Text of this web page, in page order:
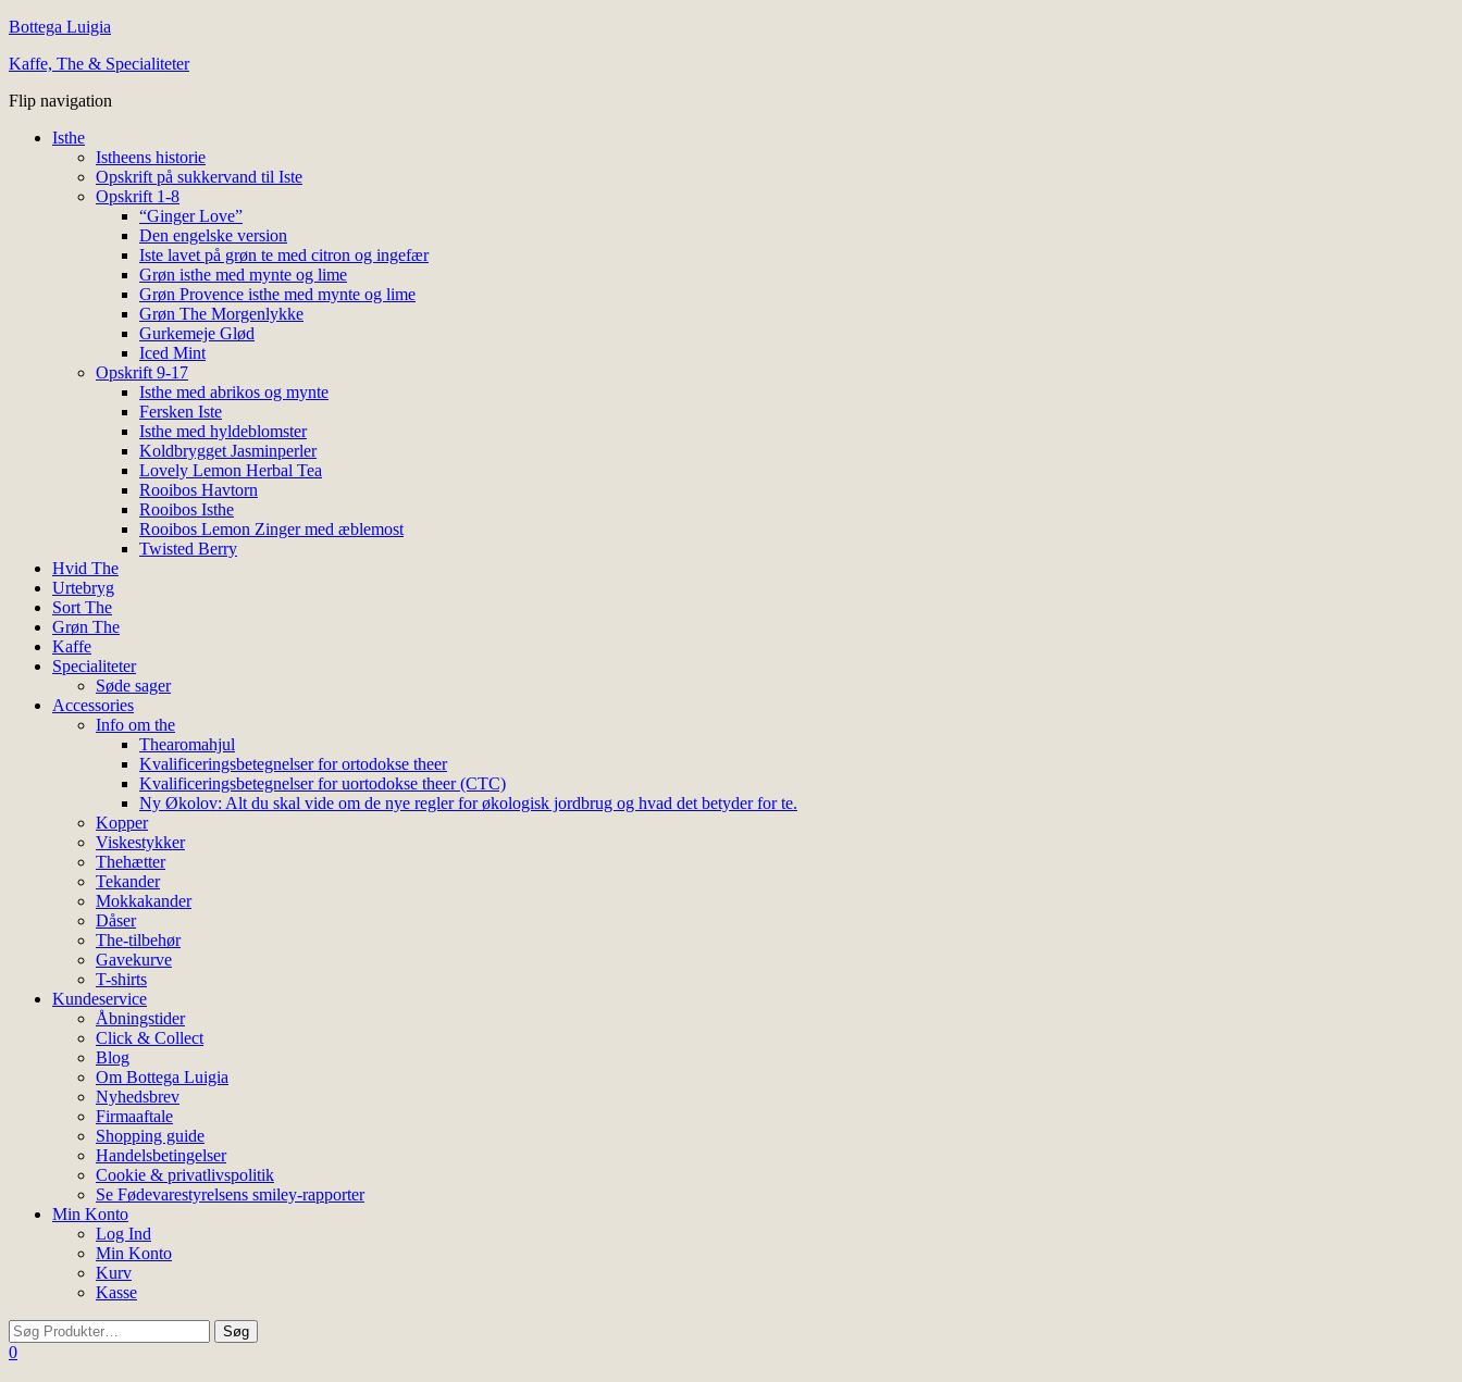
Bottega Luigia
Kaffe, The & Specialiteter
Flip navigation
Isthe
Istheens historie
Opskrift på sukkervand til Iste
Opskrift 1-8
“Ginger Love”
Den engelske version
Iste lavet på grøn te med citron og ingefær
Grøn isthe med mynte og lime
Grøn Provence isthe med mynte og lime
Grøn The Morgenlykke
Gurkemeje Glød
Iced Mint
Opskrift 9-17
Isthe med abrikos og mynte
Fersken Iste
Isthe med hyldeblomster
Koldbrygget Jasminperler
Lovely Lemon Herbal Tea
Rooibos Havtorn
Rooibos Isthe
Rooibos Lemon Zinger med æblemost
Twisted Berry
Hvid The
Urtebryg
Sort The
Grøn The
Kaffe
Specialiteter
Søde sager
Accessories
Info om the
Thearomahjul
Kvalificeringsbetegnelser for ortodokse theer
Kvalificeringsbetegnelser for uortodokse theer (CTC)
Ny Økolov: Alt du skal vide om de nye regler for økologisk jordbrug og hvad det betyder for te.
Kopper
Viskestykker
Thehætter
Tekander
Mokkakander
Dåser
The-tilbehør
Gavekurve
T-shirts
Kundeservice
Åbningstider
Click & Collect
Blog
Om Bottega Luigia
Nyhedsbrev
Firmaaftale
Shopping guide
Handelsbetingelser
Cookie & privatlivspolitik
Se Fødevarestyrelsens smiley-rapporter
Min Konto
Log Ind
Min Konto
Kurv
Kasse
0